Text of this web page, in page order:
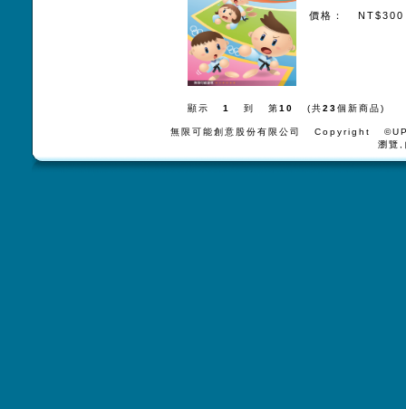
價格： NT$300
顯示 1 到 第10 (共23個新商品)
無限可能創意股份有限公司 Copyright
瀏